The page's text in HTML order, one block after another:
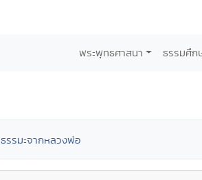
พระพุทธศาสนา ธรรมศึก
ธรรมะจากหลวงพ่อ